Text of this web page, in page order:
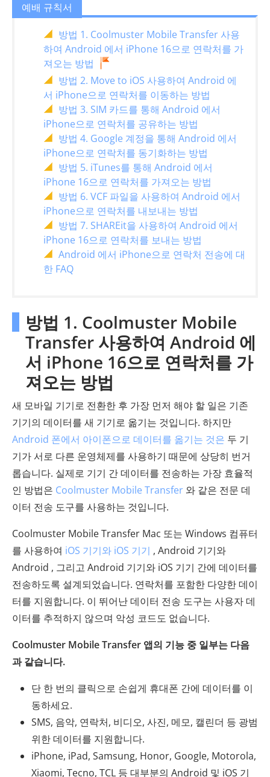
예배 규칙서
방법 1. Coolmuster Mobile Transfer 사용
하여 Android 에서 iPhone 16으로 연락처를 가
져오는 방법
방법 2. Move to iOS 사용하여 Android 에
서 iPhone으로 연락처를 이동하는 방법
방법 3. SIM 카드를 통해 Android 에서
iPhone으로 연락처를 공유하는 방법
방법 4. Google 계정을 통해 Android 에서
iPhone으로 연락처를 동기화하는 방법
방법 5. iTunes를 통해 Android 에서
iPhone 16으로 연락처를 가져오는 방법
방법 6. VCF 파일을 사용하여 Android 에서
iPhone으로 연락처를 내보내는 방법
방법 7. SHAREit을 사용하여 Android 에서
iPhone 16으로 연락처를 보내는 방법
Android 에서 iPhone으로 연락처 전송에 대
한 FAQ
방법 1. Coolmuster Mobile
Transfer 사용하여 Android 에
서 iPhone 16으로 연락처를 가
져오는 방법
새 모바일 기기로 전환한 후 가장 먼저 해야 할 일은 기존
기기의 데이터를 새 기기로 옮기는 것입니다. 하지만
Android 폰에서 아이폰으로 데이터를 옮기는 것은 두 기
기가 서로 다른 운영체제를 사용하기 때문에 상당히 번거
롭습니다. 실제로 기기 간 데이터를 전송하는 가장 효율적
인 방법은 Coolmuster Mobile Transfer 와 같은 전문 데
이터 전송 도구를 사용하는 것입니다.
Coolmuster Mobile Transfer Mac 또는 Windows 컴퓨터
를 사용하여 iOS 기기와 iOS 기기 , Android 기기와
Android , 그리고 Android 기기와 iOS 기기 간에 데이터를
전송하도록 설계되었습니다. 연락처를 포함한 다양한 데이
터를 지원합니다. 이 뛰어난 데이터 전송 도구는 사용자 데
이터를 추적하지 않으며 악성 코드도 없습니다.
Coolmuster Mobile Transfer 앱의 기능 중 일부는 다음
과 같습니다.
단 한 번의 클릭으로 손쉽게 휴대폰 간에 데이터를 이
동하세요.
SMS, 음악, 연락처, 비디오, 사진, 메모, 캘린더 등 광범
위한 데이터를 지원합니다.
iPhone, iPad, Samsung, Honor, Google, Motorola,
Xiaomi, Tecno, TCL 등 대부분의 Android 및 iOS 기